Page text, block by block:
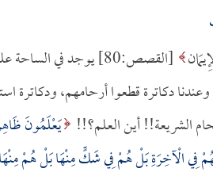
[القصص:80] يوجد في
دكاترة قطعوا أرحامهم، ودكاترة
الشريعة!! أين العلم؟!! يَعْلَمُونَ
فِي الْآخِرَةِ بَلْ هُمْ فِي شَكٍّ مِنْهَا بَلْ هُمْ